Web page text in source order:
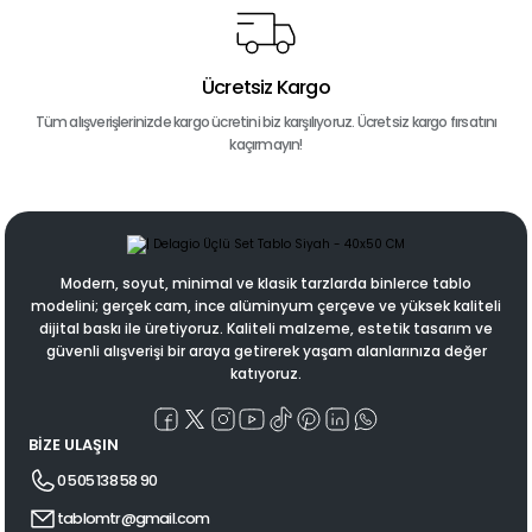
Ücretsiz Kargo
Tüm alışverişlerinizde kargo ücretini biz karşılıyoruz. Ücretsiz kargo fırsatını
kaçırmayın!
Modern, soyut, minimal ve klasik tarzlarda binlerce tablo
modelini; gerçek cam, ince alüminyum çerçeve ve yüksek kaliteli
dijital baskı ile üretiyoruz. Kaliteli malzeme, estetik tasarım ve
güvenli alışverişi bir araya getirerek yaşam alanlarınıza değer
katıyoruz.
BİZE ULAŞIN
0 505 138 58 90
tablomtr@gmail.com